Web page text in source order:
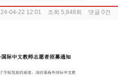
24-04-22 12:01 조회 5,848회 댓글 0건